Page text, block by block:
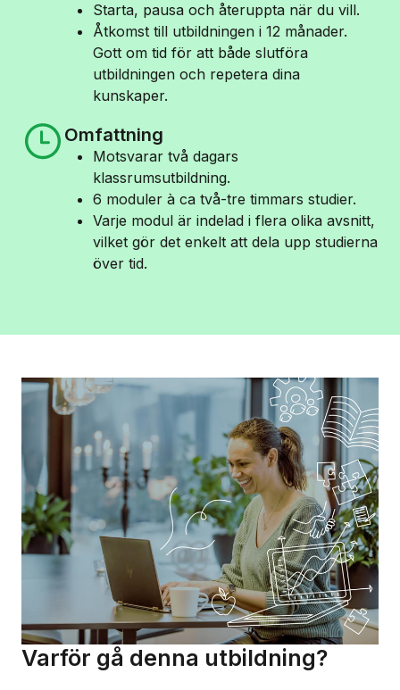
Starta, pausa och återuppta när du vill.
Åtkomst till utbildningen i 12 månader.
Gott om tid för att både slutföra
utbildningen och repetera dina
kunskaper.
Omfattning
Motsvarar två dagars
klassrumsutbildning.
6 moduler à ca två-tre timmars studier.
Varje modul är indelad i flera olika avsnitt,
vilket gör det enkelt att dela upp studierna
över tid.
Varför gå denna utbildning?